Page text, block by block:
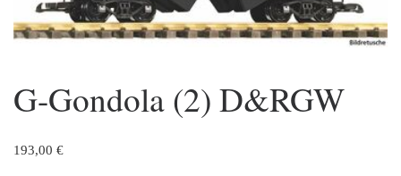
G-Gondola (2) D&RGW
193,00 €